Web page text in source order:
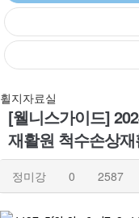
휠지자료실
[웰니스가이드]
재활원 척수손상
정미강 0 2587